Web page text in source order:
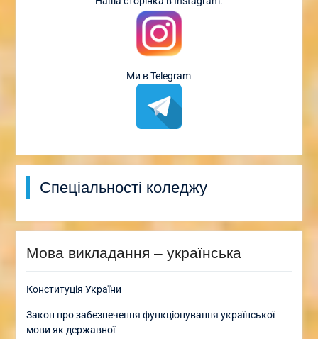
Ми в Telegram
Спеціальності коледжу
Мова викладання – українська
Конституція України
Закон про забезпечення функціонування української
мови як державної